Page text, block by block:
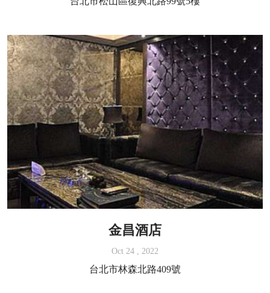
金昌酒店
Oct 24 , 2022
台北市林森北路409號